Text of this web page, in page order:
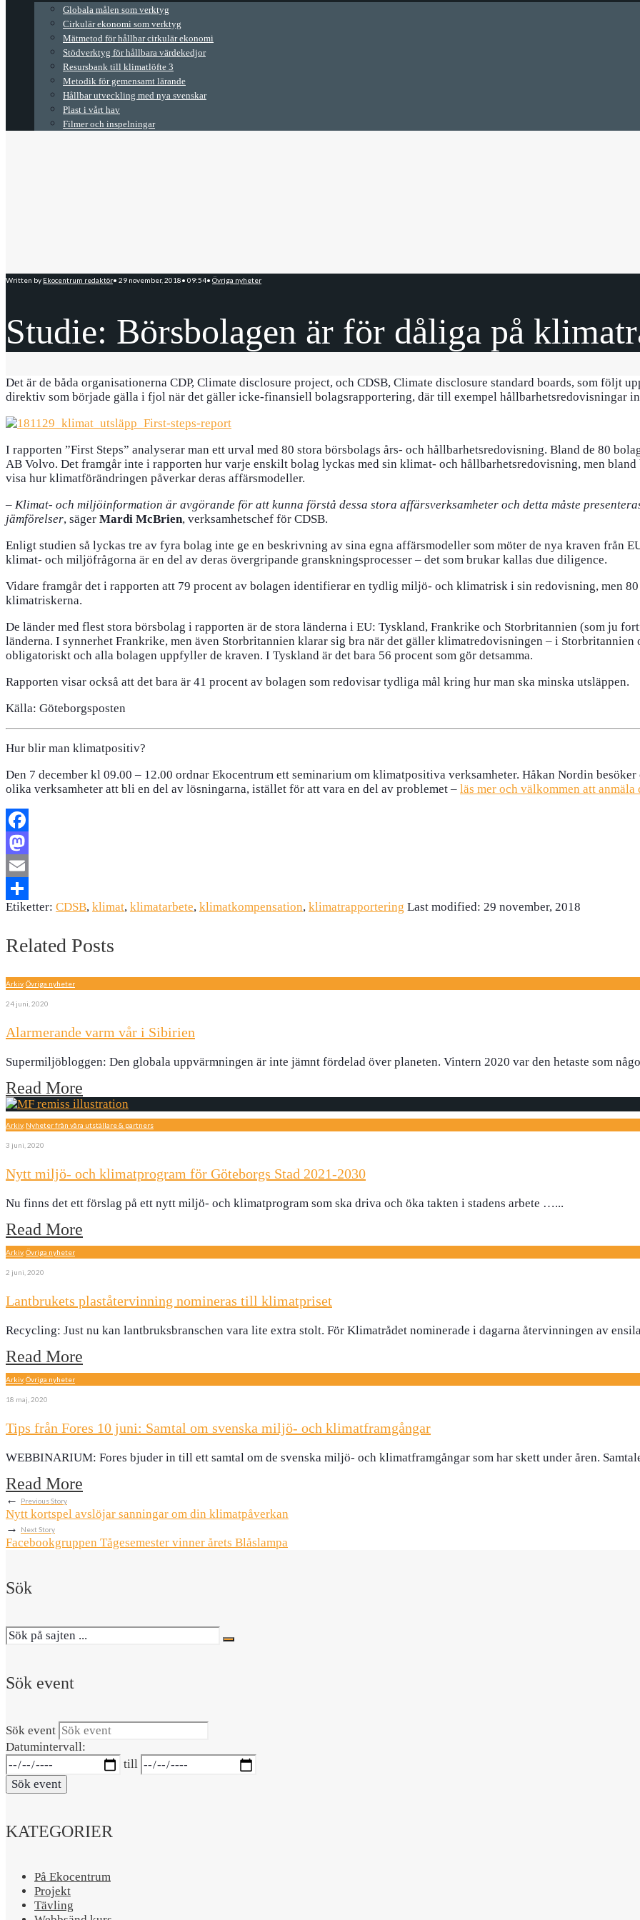
Globala målen som verktyg
Cirkulär ekonomi som verktyg
Mätmetod för hållbar cirkulär ekonomi
Stödverktyg för hållbara värdekedjor
Resursbank till klimatlöfte 3
Metodik för gemensamt lärande
Hållbar utveckling med nya svenskar
Plast i vårt hav
Filmer och inspelningar
Written by Ekocentrum redaktör• 29 november, 2018• 09:54• Övriga nyheter
Studie: Börsbolagen är för dåliga på
Det är de båda organisationerna CDP, Climate disclosure project, och CDSB, Climate disclosure standard boards, som följt
direktiv som började gälla i fjol när det gäller icke-finansiell bolagsrapportering, där till exempel hållbarhetsredovisningar
I rapporten ”First Steps” analyserar man ett urval med 80 stora börsbolags års- och hållbarhetsredovisning. Bland de 80
AB Volvo. Det framgår inte i rapporten hur varje enskilt bolag lyckas med sin klimat- och hållbarhetsredovisning, men
visa hur klimatförändringen påverkar deras affärsmodeller.
– Klimat- och miljöinformation är avgörande för att kunna förstå dessa stora affärsverksamheter och detta måste
jämförelser, säger Mardi McBrien, verksamhetschef för CDSB.
Enligt studien så lyckas tre av fyra bolag inte ge en beskrivning av sina egna affärsmodeller som möter de nya kraven från
klimat- och miljöfrågorna är en del av deras övergripande granskningsprocesser – det som brukar kallas due diligence.
Vidare framgår det i rapporten att 79 procent av bolagen identifierar en tydlig miljö- och klimatrisk i sin redovisning, men
klimatriskerna.
De länder med flest stora börsbolag i rapporten är de stora länderna i EU: Tyskland, Frankrike och Storbritannien (som ju
länderna. I synnerhet Frankrike, men även Storbritannien klarar sig bra när det gäller klimatredovisningen – i
obligatoriskt och alla bolagen uppfyller de kraven. I Tyskland är det bara 56 procent som gör detsamma.
Rapporten visar också att det bara är 41 procent av bolagen som redovisar tydliga mål kring hur man ska minska utsläppen.
Källa: Göteborgsposten
Hur blir man klimatpositiv?
Den 7 december kl 09.00 – 12.00 ordnar Ekocentrum ett seminarium om klimatpositiva verksamheter. Håkan Nordin
olika verksamheter att bli en del av lösningarna, istället för att vara en del av problemet – läs mer och välkommen att anmäla
Facebook
Mastodon
Email
Dela
Etiketter: CDSB, klimat, klimatarbete, klimatkompensation, klimatrapportering Last modified: 29 november, 2018
Related Posts
Arkiv, Övriga nyheter
24 juni, 2020
Alarmerande varm vår i Sibirien
Supermiljöbloggen: Den globala uppvärmningen är inte jämnt fördelad över planeten. Vintern 2020 var den hetaste som
Read More
Arkiv, Nyheter från våra utställare & partners
3 juni, 2020
Nytt miljö- och klimatprogram för Göteborgs Stad 2021-2030
Nu finns det ett förslag på ett nytt miljö- och klimatprogram som ska driva och öka takten i stadens arbete …...
Read More
Arkiv, Övriga nyheter
2 juni, 2020
Lantbrukets plaståtervinning nomineras till klimatpriset
Recycling: Just nu kan lantbruksbranschen vara lite extra stolt. För Klimatrådet nominerade i dagarna återvinningen av
Read More
Arkiv, Övriga nyheter
18 maj, 2020
Tips från Fores 10 juni: Samtal om svenska miljö- och klimatframgångar
WEBBINARIUM: Fores bjuder in till ett samtal om de svenska miljö- och klimatframgångar som har skett under åren.
Read More
← Previous Story
Nytt kortspel avslöjar sanningar om din klimatpåverkan
→
Next Story
Facebookgruppen Tågesemester vinner årets Blåslampa
Sök
Sök event
Sök event
Datumintervall:
till
Sök event
KATEGORIER
På Ekocentrum
Projekt
Tävling